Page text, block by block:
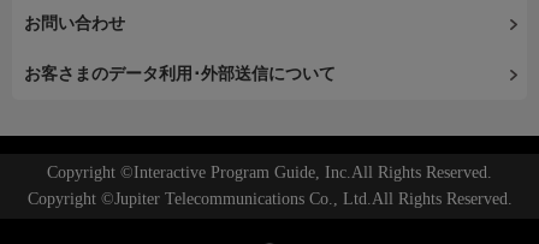
お問い合わせ
お客さまのデータ利用･外部送信について
Copyright ©Interactive Program Guide, Inc.All Rights Reserved.
Copyright ©Jupiter Telecommunications Co., Ltd.All Rights Reserved.